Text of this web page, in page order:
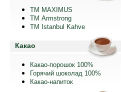
ТМ MAXIMUS
ТМ Armstrong
TM Istanbul Kahve
Какао
Какао-порошок 100%
Горячий шоколад 100%
Какао-напиток